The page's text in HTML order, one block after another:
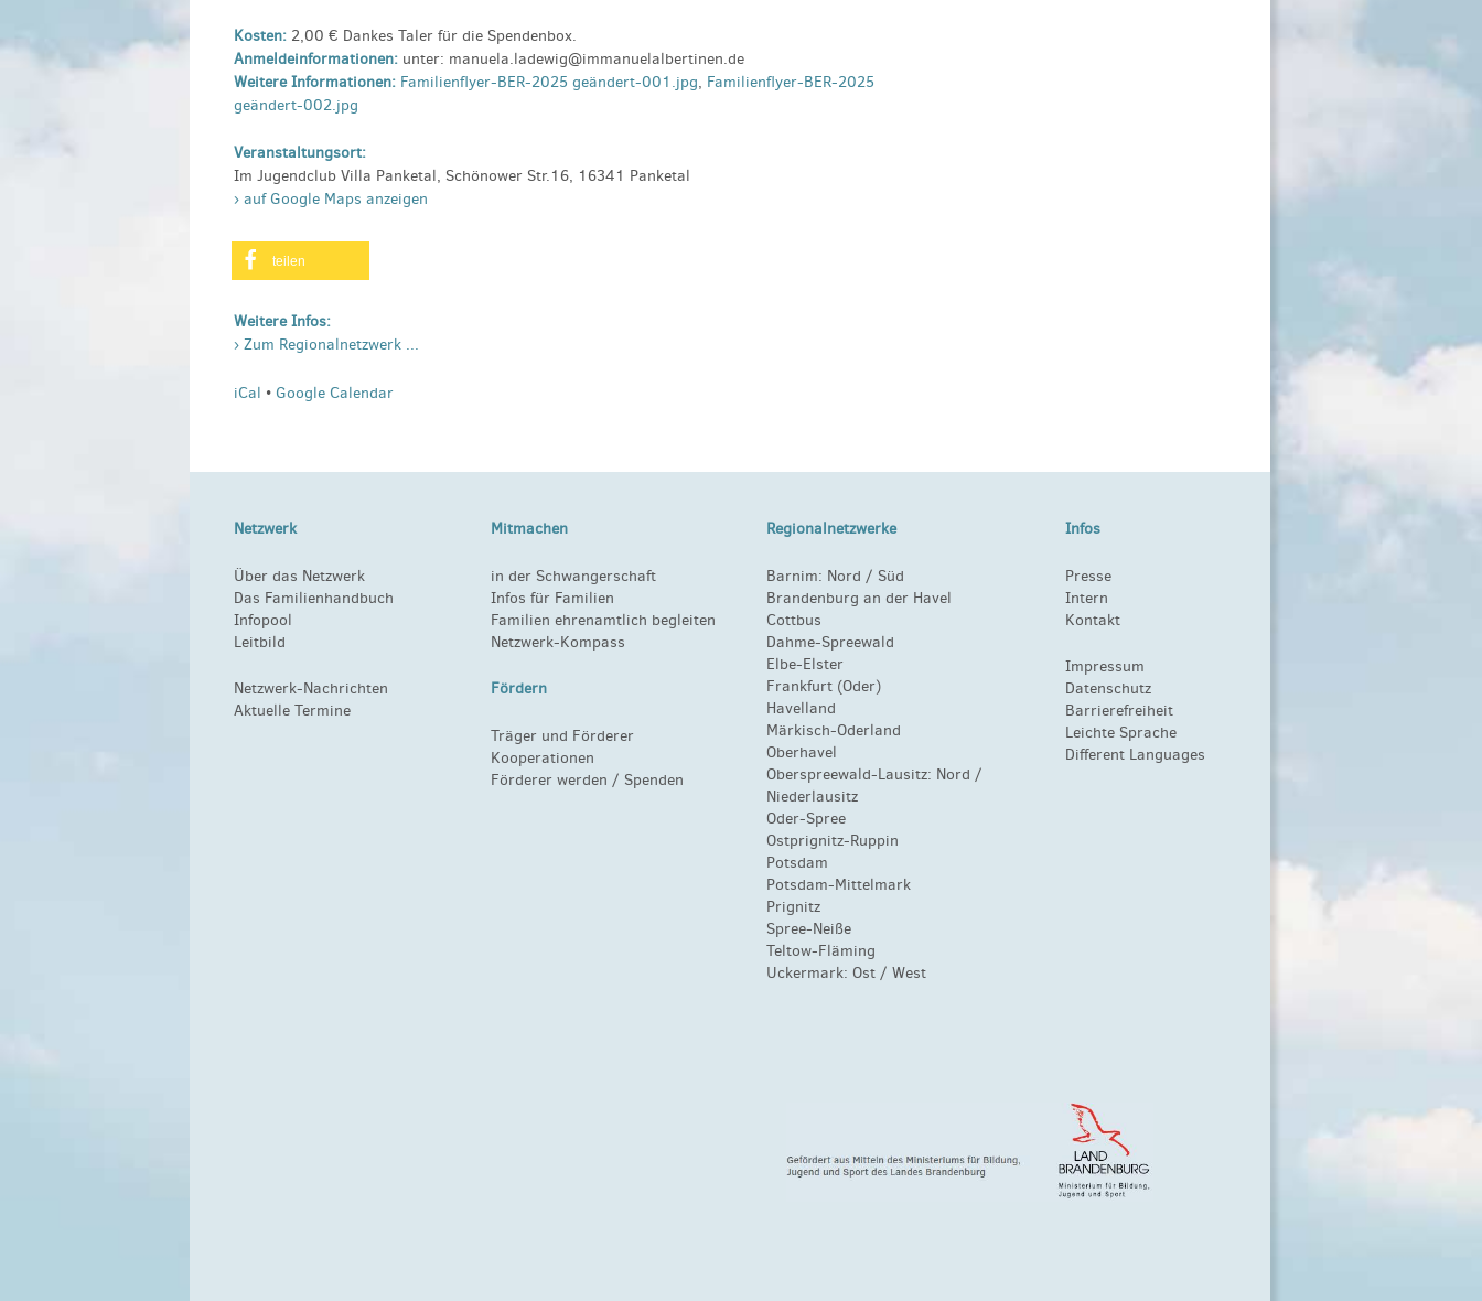
Kosten: 2,00 € Dankes Taler für die Spendenbox.
Anmeldeinformationen: unter: manuela.ladewig@immanuelalbertinen.de
Weitere Informationen: Familienflyer-BER-2025 geändert-001.jpg, Familienflyer-BER-2025
geändert-002.jpg
Veranstaltungsort:
Im Jugendclub Villa Panketal, Schönower Str.16, 16341 Panketal
› auf Google Maps anzeigen
teilen
Weitere Infos:
› Zum Regionalnetzwerk ...
iCal • Google Calendar
Netzwerk
Über das Netzwerk
Das Familienhandbuch
Infopool
Leitbild
Netzwerk-Nachrichten
Aktuelle Termine
Mitmachen
in der Schwangerschaft
Infos für Familien
Familien ehrenamtlich begleiten
Netzwerk-Kompass
Fördern
Träger und Förderer
Kooperationen
Förderer werden / Spenden
Regionalnetzwerke
Barnim: Nord / Süd
Brandenburg an der Havel
Cottbus
Dahme-Spreewald
Elbe-Elster
Frankfurt (Oder)
Havelland
Märkisch-Oderland
Oberhavel
Oberspreewald-Lausitz: Nord /
Niederlausitz
Oder-Spree
Ostprignitz-Ruppin
Potsdam
Potsdam-Mittelmark
Prignitz
Spree-Neiße
Teltow-Fläming
Uckermark:Ost /West
Infos
Presse
Intern
Kontakt
Impressum
Datenschutz
Barrierefreiheit
Leichte Sprache
Different Languages